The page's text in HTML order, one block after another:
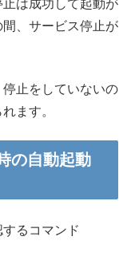
は成功して起動が
、サービス停止が
止をしていないの
ます。
の自動起動
るコマンド